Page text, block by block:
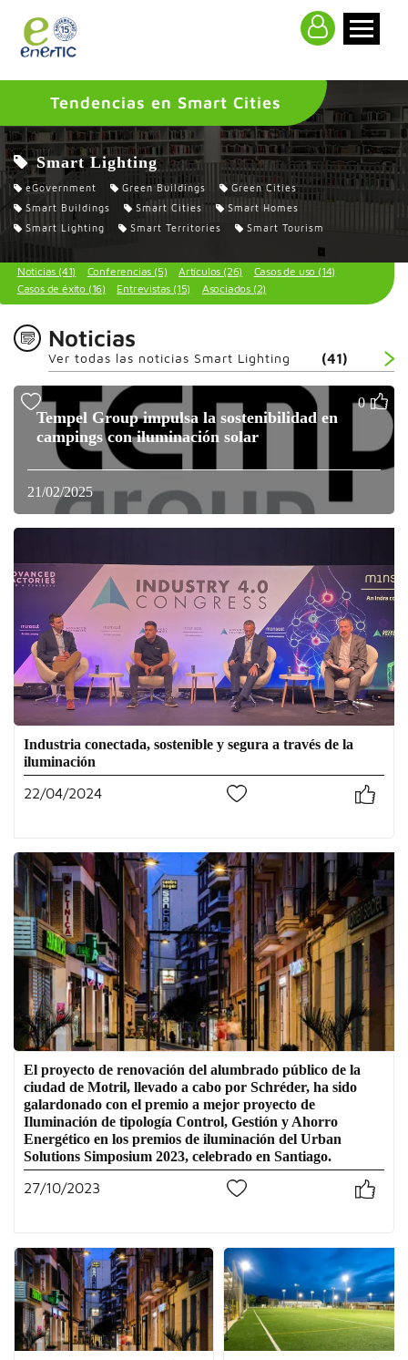
Tendencias en Smart Cities
Smart Lighting
eGovernment Green Buildings
Green Cities
Smart Buildings
Smart Cities
Smart Homes
Smart Lighting
Smart Territories Smart Tourism
Noticias (41) Conferencias (5) Artículos (26)
Casos de uso (14)
Casos de éxito (16)
Entrevistas (15) Asociados (2)
Noticias
Ver todas las noticias Smart Lighting (41)
0
Tempel Group impulsa la sostenibilidad en
campings con iluminación solar
21/02/2025
Industria conectada, sostenible y segura a través de la
iluminación
22/04/2024
El proyecto de renovación del alumbrado público de la
ciudad de Motril, llevado a cabo por Schréder, ha sido
galardonado con el premio a mejor proyecto de
Iluminación de tipología Control, Gestión y Ahorro
Energético en los premios de iluminación del Urban
Solutions Simposium 2023, celebrado en Santiago.
27/10/2023